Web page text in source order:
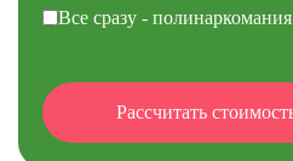
Все сразу - полинаркомания